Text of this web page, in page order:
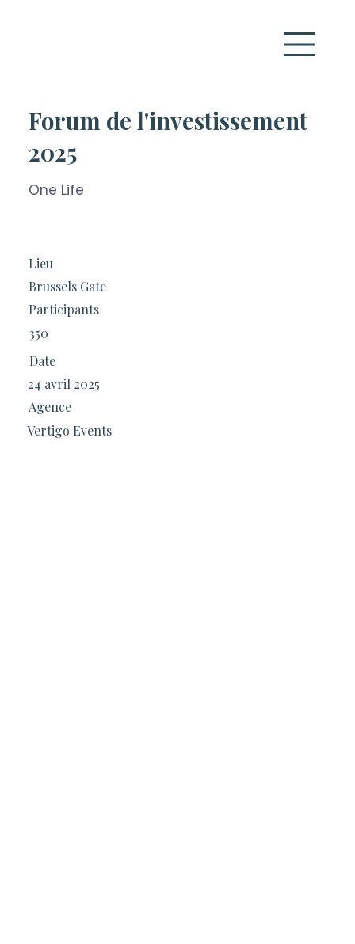
Forum de l'investissement
2025
One Life
Lieu
Brussels Gate
Participants
350
Date
24 avril 2025
Agence
Vertigo Events